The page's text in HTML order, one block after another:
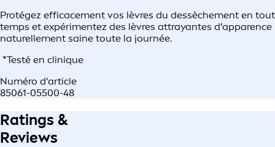
Protégez efficacement vos lèvres du dessèchement en tout
temps et expérimentez des lèvres attrayantes d’apparence
naturellement saine toute la journée.
*Testé en clinique
Numéro d'article
85061-05500-48
Ratings &
Reviews